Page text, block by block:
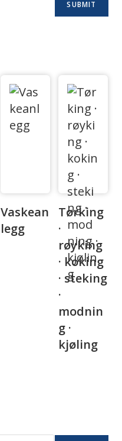
Vaskean
legg
Tørking
·
røyking
· koking
· steking
·
modnin
g ·
kjøling